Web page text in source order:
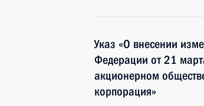
Указ «О внесении
Федерации от 21
акционерном
корпорация»